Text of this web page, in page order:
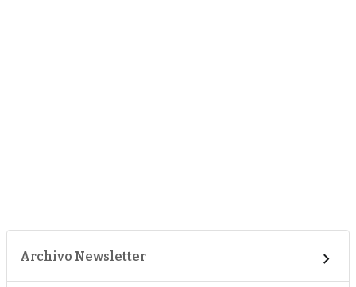
Archivo Newsletter